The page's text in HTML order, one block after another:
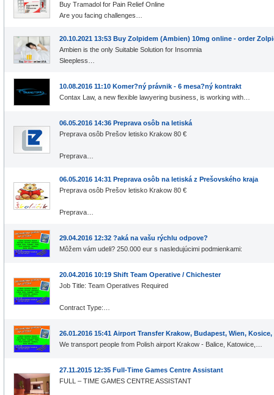
Buy Tramadol for Pain Relief Online
Are you facing challenges…
20.10.2021 13:53 Buy Zolpidem (Ambien) 10mg online - order
Ambien is the only Suitable Solution for Insomnia
Sleepless…
10.08.2016 11:10 Komer?ný právnik - 6 mesa?ný kontrakt
Contax Law, a new flexible lawyering business, is working with…
06.05.2016 14:36 Preprava osôb na letiská
Preprava osôb Prešov letisko Krakow 80 €
Preprava…
06.05.2016 14:31 Preprava osôb na letiská z Prešovského kraja
Preprava osôb Prešov letisko Krakow 80 €
Preprava…
29.04.2016 12:32 ?aká na vašu rýchlu odpove?
Môžem vám udeli? 250.000 eur s nasledujúcimi podmienkami:
20.04.2016 10:19 Shift Team Operative / Chichester
Job Title: Team Operatives Required
Contract Type:…
26.01.2016 15:41 Airport Transfer Krakow, Budapest, Wien,
We transport people from Polish airport Krakow - Balice, Katowice,…
27.11.2015 12:35 Full-Time Games Centre Assistant
FULL – TIME GAMES CENTRE ASSISTANT